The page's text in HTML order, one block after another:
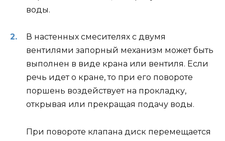
воды.
В настенных смесителях с двумя
вентилями запорный механизм может быть
выполнен в виде крана или вентиля. Если
речь идет о кране, то при его повороте
поршень воздействует на прокладку,
открывая или прекращая подачу воды.
При повороте клапана диск перемещается